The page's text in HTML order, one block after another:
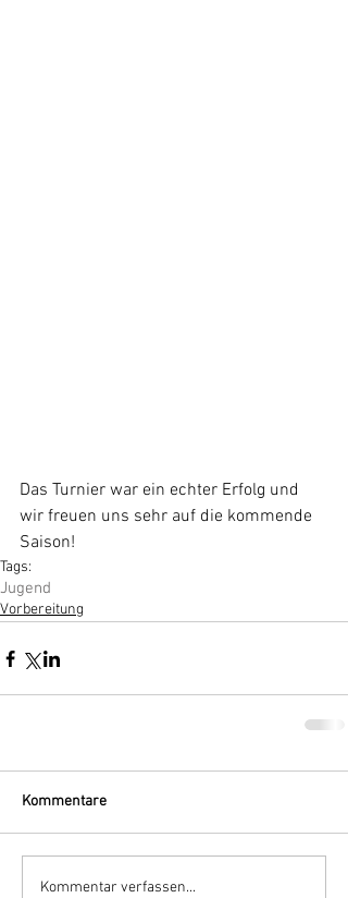
Das Turnier war ein echter Erfolg und
wir freuen uns sehr auf die kommende
Saison!
Tags:
Jugend
Vorbereitung
Kommentare
Kommentar verfassen...